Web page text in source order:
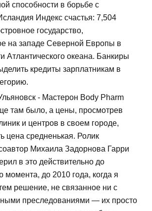
способности в борьбе с
Индекс счастья: 7,504
государство,
на западе Северной Европы в
Атлантического океана. Банкиры
кредиты зарплатникам в
- Мастерон Body Pharm
там было, а цены, просмотрев
и центров в своем городе,
цена средненькая. Ролик
Михаила Задорнова Гарри
в это действительно до
момента, до 2010 года, когда я
решение, не связанное ни с
преследованиями — их просто